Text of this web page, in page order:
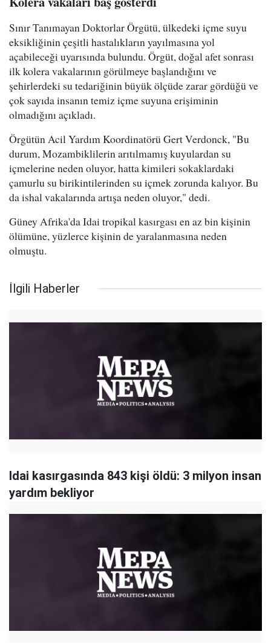
Sınır Tanımayan Doktorlar Örgütü, ülkedeki içme suyu
eksikliğinin çeşitli hastalıkların yayılmasına yol
açabileceği uyarısında bulundu. Örgüt, doğal afet sonrası
ilk kolera vakalarının görülmeye başlandığını ve
şehirlerdeki su tedariğinin büyük ölçüde zarar gördüğü ve
çok sayıda insanın temiz içme suyuna erişiminin
olmadığını açıkladı.
Örgütün Acil Yardım Koordinatörü Gert Verdonck, "Bu
durum, Mozambiklilerin arıtılmamış kuyulardan su
içmelerine neden oluyor, hatta kimileri sokaklardaki
çamurlu su birikintilerinden su içmek zorunda kalıyor. Bu
da ishal vakalarında artışa neden oluyor," dedi.
Güney Afrika'da Idai tropikal kasırgası en az bin kişinin
ölümüne, yüzlerce kişinin de yaralanmasına neden
olmuştu.
İlgili Haberler
Idai kasırgasında 843 kişi öldü: 3 milyon insan
yardım bekliyor